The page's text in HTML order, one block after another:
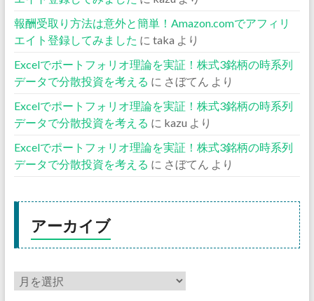
報酬受取り方法は意外と簡単！Amazon.comでアフィリ
エイト登録してみました に taka より
Excelでポートフォリオ理論を実証！株式3銘柄の時系列
データで分散投資を考える に さぼてん より
Excelでポートフォリオ理論を実証！株式3銘柄の時系列
データで分散投資を考える に kazu より
Excelでポートフォリオ理論を実証！株式3銘柄の時系列
データで分散投資を考える に さぼてん より
アーカイブ